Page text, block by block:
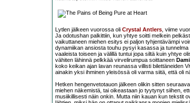
Lytlen jälkeen vuorossa oli Crystal Antlers, viime
Ja odotushan palkittiin, kun yhtye soitti melkein
vaikuttaneen miehen esitys ei paljon tyhjentävämpi
dynamiikan ansiosta touhu pysyi kasassa ja
vaaleista toiseen ja välillä tuntui jopa siltä kuin yhtye
vähiten lähinnä pelkkää virvelirumpua soittaneen
koko keikan ajan lavan reunassa villisti bilettäneiden
ainakin yksi ihminen yleisössä oli varma siitä, että oli
Hetken hengenvetotauon jälkeen olikin sitten
miehen näkemistä, tai oikeastaan jo tyytynyt siihen,
musiikillisesti näin onkin. Mutta niin kauan kun tekstit